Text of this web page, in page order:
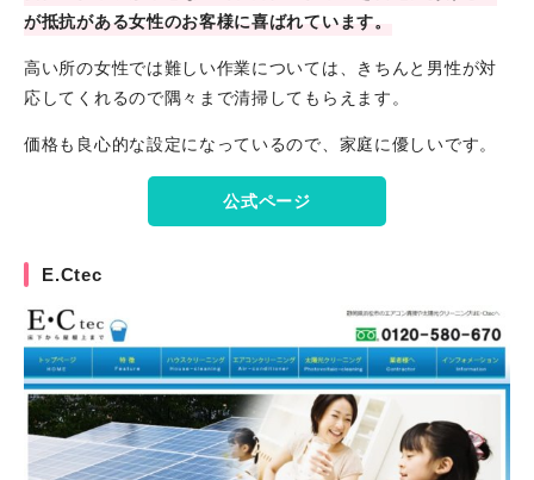
が抵抗がある女性のお客様に喜ばれています。
高い所の女性では難しい作業については、きちんと男性が対
応してくれるので隅々まで清掃してもらえます。
価格も良心的な設定になっているので、家庭に優しいです。
公式ページ
E.Ctec